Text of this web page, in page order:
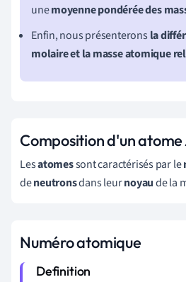
unemoyenne pondérée des
Enfin,nous présenterons la
molaire et la masse atomique
Composition d'un atome
Lesatomessont caractérisés par le
deneutronsdans leurnoyaude la
Numéro atomique